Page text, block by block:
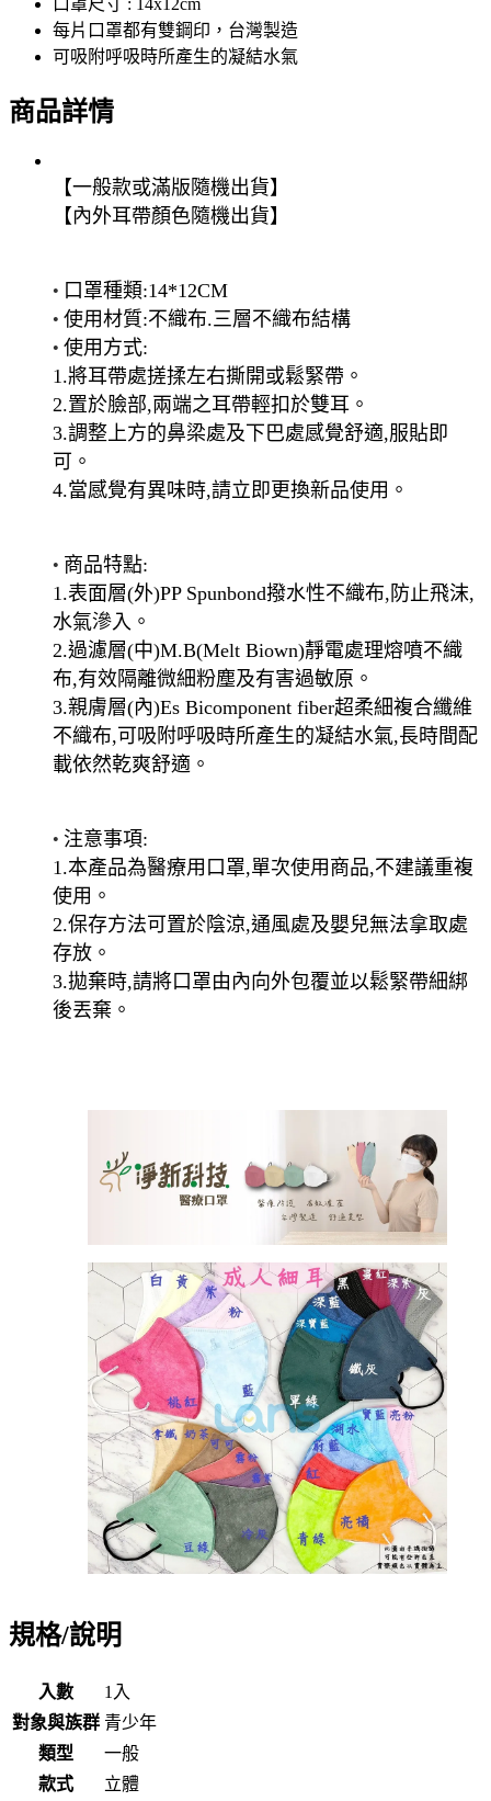
口罩尺寸 : 14x12cm
每片口罩都有雙鋼印，台灣製造
可吸附呼吸時所產生的凝結水氣
商品詳情
【一般款或滿版隨機出貨】
【內外耳帶顏色隨機出貨】
• 口罩種類:14*12CM
• 使用材質:不織布.三層不織布結構
• 使用方式:
1.將耳帶處搓揉左右撕開或鬆緊帶。
2.置於臉部,兩端之耳帶輕扣於雙耳 。
3.調整上方的鼻梁處及下巴處感覺舒適,服貼即
可
。
4.當感覺有異味時,請立即更換新品使用 。
• 商品特點:
1.表面層(外)PP Spunbond撥水性不織布,防止飛沫,
水氣滲入 。
2.過濾層(中)M.B(Melt Biown)靜電處理熔噴不織
布,有效隔離微細粉塵及有害過敏原 。
3.親膚層(內)Es Bicomponent fiber超柔細複合纖維
不織布,可吸附呼吸時所產生的凝結水氣,長時間配
載依然乾爽舒適 。
• 注意事項:
1.本產品為醫療用口罩,單次使用商品,不建議重複
使用 。
2.保存方法可置於陰涼,通風處及嬰兒無法拿取處
存放 。
3.拋棄時,請將口罩由內向外包覆並以鬆緊帶細綁
後丟棄 。
規格/說明
入數
1入
對象與族群 青少年
類型
一般
款式
立體